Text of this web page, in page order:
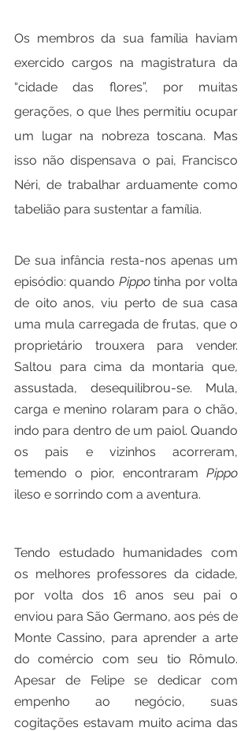
Os membros da sua família haviam
exercido cargos na magistratura da
“cidade das flores”, por muitas
gerações, o que lhes permitiu ocupar
um lugar na nobreza toscana. Mas
isso não dispensava o pai, Francisco
Néri, de trabalhar arduamente como
tabelião para sustentar a família.
De sua infância resta-nos apenas um
episódio: quando Pippo tinha por volta
de oito anos, viu perto de sua casa
uma mula carregada de frutas, que o
proprietário trouxera para vender.
Saltou para cima da montaria que,
assustada, desequilibrou-se. Mula,
carga e menino rolaram para o chão,
indo para dentro de um paiol. Quando
os pais e vizinhos acorreram,
temendo o pior, encontraram Pippo
ileso e sorrindo com a aventura.
Tendo estudado humanidades com
os melhores professores da cidade,
por volta dos 16 anos seu pai o
enviou para São Germano, aos pés de
Monte Cassino, para aprender a arte
do comércio com seu tio Rômulo.
Apesar de Felipe se dedicar com
empenho ao negócio, suas
cogitações estavam muito acima das